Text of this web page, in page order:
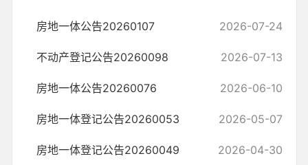
房地一体公告20260107 2026-07-24
不动产登记公告20260098 2026-07-13
房地一体公告20260076 2026-06-10
房地一体登记公告20260053 2026-05-07
房地一体登记公告20260049 2026-04-30